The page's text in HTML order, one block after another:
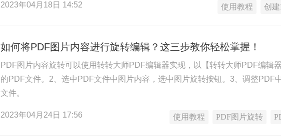
2023年04月18日 14:52 使用教程 创
如何将PDF图片内容进行旋转编辑？这三步教你轻松掌握！
PDF图片内容旋转可以使用转转大师PDF编辑器实现，以【转转大师PDF编辑
的PDF文件。2、选中PDF文件中图片内容，选中图片旋转按钮。3、调整PDF
文件。
2023年04月24日 17:56 使用教程 PDF图片旋转